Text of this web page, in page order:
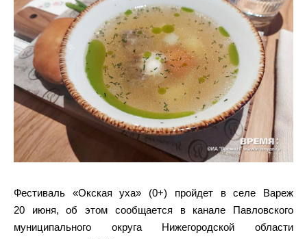
Фестиваль «Окская уха» (0+) пройдет в селе Вареж
20 июня, об этом сообщается в канале Павловского
муниципального округа Нижегородской области